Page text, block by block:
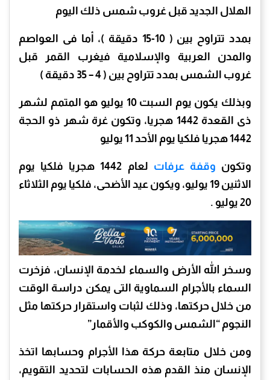
الهلال الجديد قبل غروب شمس ذلك اليوم
بمدد تتراوح بين ( 10-15 دقيقة )، أما فى العواصم
والمدن العربية والإسلامية فيغرب القمر قبل
غروب الشمس بمدد تتراوح بين ( 4 – 35 دقيقة )
وبذلك يكون يوم السبت 10 يوليو هو المتمم لشهر
ذى القعدة 1442 هجريا، وتكون غرة شهر ذو الحجة
1442 هجريا فلكيا يوم الأحد 11 يوليو
وتكون وقفة عرفات
لعام 1442 هجريا فلكيا يوم
الاثنين 19 يوليو، ويكون عيد الأضحى، فلكيا يوم الثلاثاء
20 يوليو .
وسخر الله الأرض والسماء لخدمة الإنسان، فزخرت
السماء بالأجرام السماوية التى يمكن دراسة الوقت
من خلال حركتها، وذلك لثبات واستقرار حركتها مثل
النجوم “الشمس والكوكب والأقمار”
ومن خلال متابعة حركة هذا الأجرام وحسابها اتخذ
الإنسان منذ القدم هذه الحسابات لتحديد التقويم،